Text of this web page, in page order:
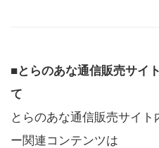
■とらのあな通信販売サイ
て
とらのあな通信販売サイト
ー関連コンテンツは